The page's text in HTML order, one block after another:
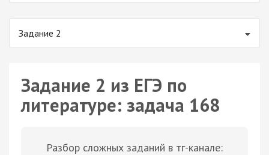
Задание 2
Задание 2 из ЕГЭ по
литературе: задача 168
Разбор сложных заданий в тг-канале: